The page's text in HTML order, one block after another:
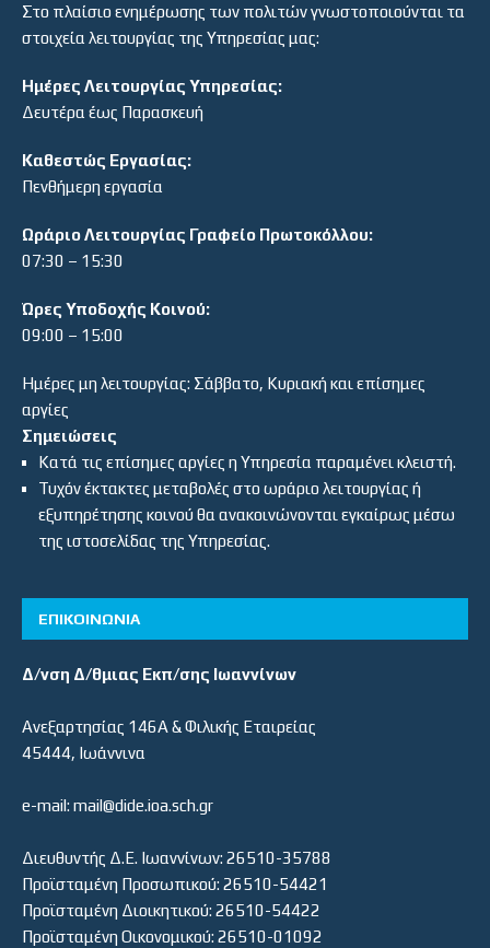
Στο πλαίσιο ενημέρωσης των πολιτών γνωστοποιούνται τα
στοιχεία λειτουργίας της Υπηρεσίας μας:
Ημέρες Λειτουργίας Υπηρεσίας:
Δευτέρα έως Παρασκευή
Καθεστώς Εργασίας:
Πενθήμερη εργασία
Ωράριο Λειτουργίας Γραφείο Πρωτοκόλλου:
07:30 – 15:30
Ώρες Υποδοχής Κοινού:
09:00 – 15:00
Ημέρες μη λειτουργίας: Σάββατο, Κυριακή και επίσημες
αργίες
Σημειώσεις
Κατά τις επίσημες αργίες η Υπηρεσία παραμένει κλειστή.
Τυχόν έκτακτες μεταβολές στο ωράριο λειτουργίας ή
εξυπηρέτησης κοινού θα ανακοινώνονται εγκαίρως μέσω
της ιστοσελίδας της Υπηρεσίας.
ΕΠΙΚΟΙΝΩΝΙΑ
Δ/νση Δ/θμιας Εκπ/σης Ιωαννίνων
Ανεξαρτησίας 146Α & Φιλικής Εταιρείας
45444, Ιωάννινα
e-mail: mail@dide.ioa.sch.gr
Διευθυντής Δ.Ε. Ιωαννίνων: 26510-35788
Προϊσταμένη Προσωπικού: 26510-54421
Προϊσταμένη Διοικητικού: 26510-54422
Προϊσταμένη Οικονομικού: 26510-01092